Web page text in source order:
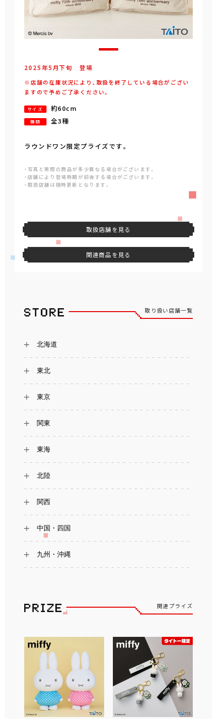
2025年5 月下旬 登場
※店舗の在庫状況により、取扱を終了している場合がござい
ますので予めご了承ください。
サイズ 約60cm
種類 全3種
ラウンドワン限定プライズです。
・写真と実際の商品が多少異なる場合がございます。
・店舗により登場時期が前後する場合がございます。
・取扱店舗は随時更新となります。
取扱店舗を見る
関連商品を見る
取り扱い店舗一覧
北海道
東北
東京
関東
東海
北陸
関西
中国・四国
九州・沖縄
関連プライズ